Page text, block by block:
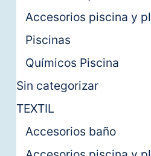
Accesorios piscina y
Piscinas
Químicos Piscina
Sin categorizar
TEXTIL
Accesorios baño